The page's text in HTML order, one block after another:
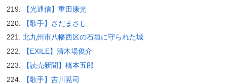
【光通信】重田康光
【歌手】さだまさし
北九州市八幡西区の石垣に守られた城
【EXILE】清木場俊介
【読売新聞】橋本五郎
【歌手】吉川晃司